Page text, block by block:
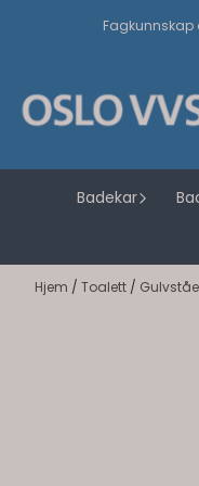
Hopp til innholdFagkunnskap
Badekar
Hjem / Toalett /